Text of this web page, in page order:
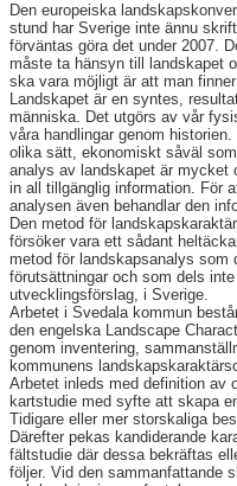
Den europeiska
stund har Sverige inte ännu
förväntas göra det under 2007.
måste ta hänsyn till landskapet
ska vara möjligt är att man
Landskapet är en syntes,
människa. Det utgörs av vår
våra handlingar genom
olika sätt, ekonomiskt såväl
analys av landskapet är mycket
in all tillgänglig information. För
analysen även behandlar den
Den metod för
försöker vara ett sådant
metod för landskapsanalys som
förutsättningar och som dels
utvecklingsförslag, i Sverige.
Arbetet i Svedala kommun
den engelska Landscape
genom inventering,
kommunens
Arbetet inleds med definition av
kartstudie med syfte att skapa
Tidigare eller mer storskaliga
Därefter pekas kandiderande
fältstudie där dessa bekräftas
följer. Vid den sammanfattande